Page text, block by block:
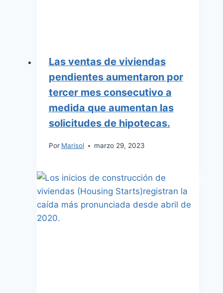
Las ventas de viviendas
pendientes aumentaron por
tercer mes consecutivo a
medida que aumentan las
solicitudes de hipotecas.
Por Marisol marzo 29, 2023